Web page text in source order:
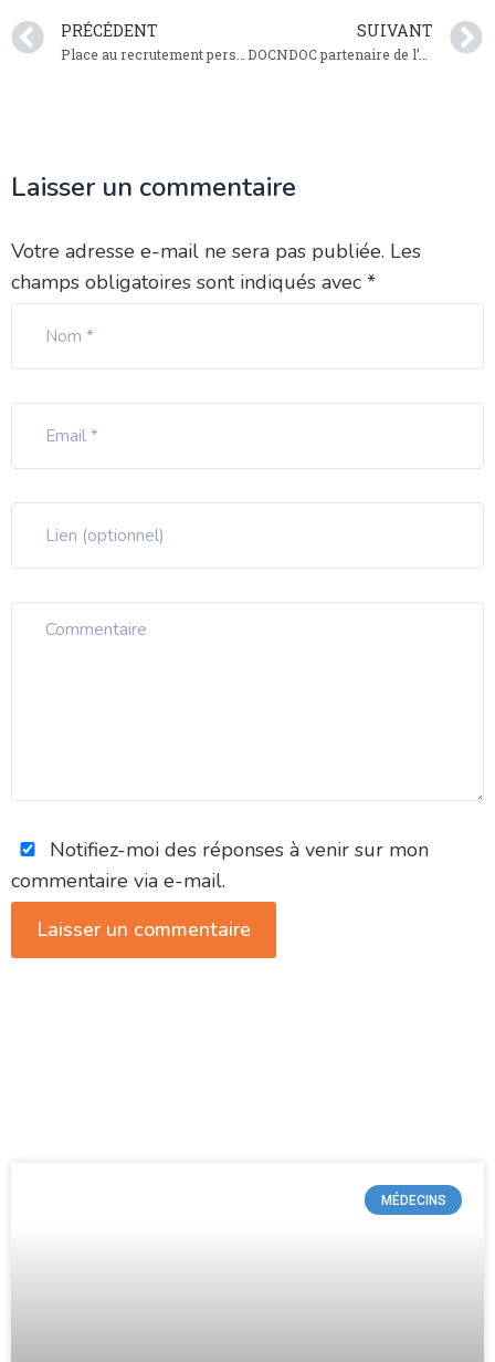
PRÉCÉDENT SUIVANT
DOCNDOC partenaire de l’AEPR
Laisser un commentaire
Votre adresse e-mail ne sera pas publiée. Les
champs obligatoires sont indiqués avec *
Notifiez-moi des réponses à venir sur mon
commentaire via e-mail.
MÉDECINS